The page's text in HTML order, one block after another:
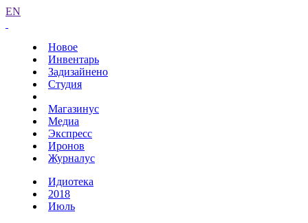
EN
Новое
Инвентарь
Задизайнено
Студия
Магазинус
Медиа
Экспресс
Иронов
Журналус
Идиотека
2018
Июль